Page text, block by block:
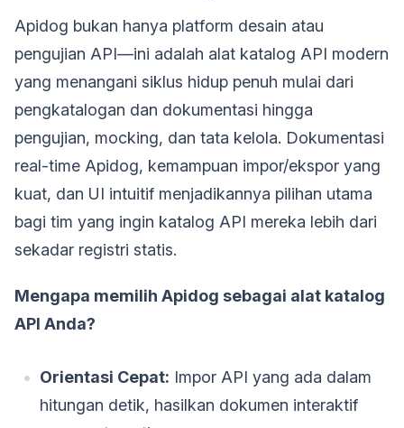
Apidog bukan hanya platform desain atau
pengujian API—ini adalah alat katalog API modern
yang menangani siklus hidup penuh mulai dari
pengkatalogan dan dokumentasi hingga
pengujian, mocking, dan tata kelola. Dokumentasi
real-time Apidog, kemampuan impor/ekspor yang
kuat, dan UI intuitif menjadikannya pilihan utama
bagi tim yang ingin katalog API mereka lebih dari
sekadar registri statis.
Mengapa memilih Apidog sebagai alat katalog
API Anda?
Orientasi Cepat: Impor API yang ada dalam
hitungan detik, hasilkan dokumen interaktif